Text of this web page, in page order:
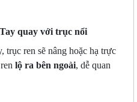
quay với trục nổi
trục ren sẽ nâng hoặc hạ trực
lộ ra bên ngoài, dễ quan